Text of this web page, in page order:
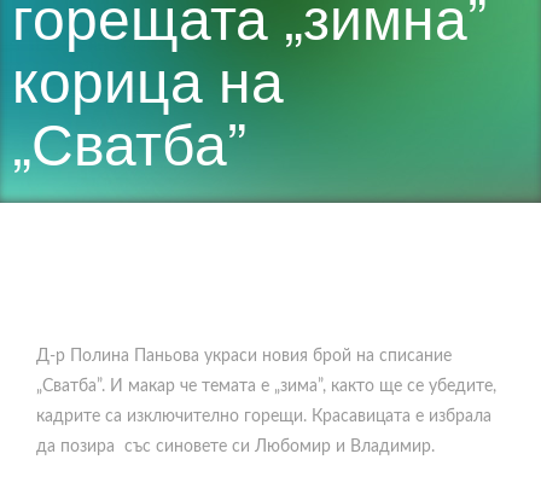
корица на
„Сватба”
Д-р Полина Паньова украси новия брой на списание
„Сватба”. И макар че темата е „зима”, както ще се убедите,
кадрите са изключително горещи. Красавицата е избрала
да позира със синовете си Любомир и Владимир.